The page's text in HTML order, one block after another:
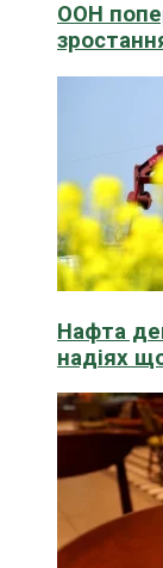
ООН
Нафта
надіях